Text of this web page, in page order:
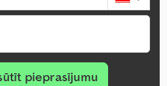
pieprasījumu